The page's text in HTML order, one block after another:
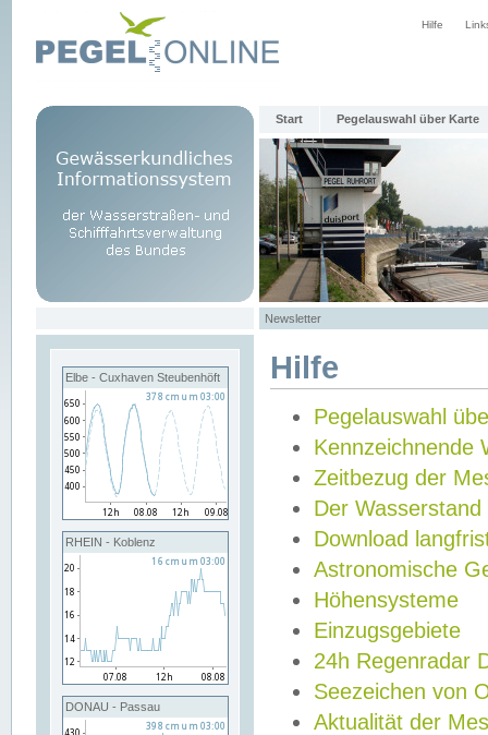
Hilfe
Start Pegelauswahl über Karte
Newsletter
Elbe - Cuxhaven Steubenhöft
RHEIN - Koblenz
DONAU - Passau
Hilfe
Pegelauswahl
Kennzeichnende
Zeitbezug der
Der Wasserstand
Download
Astronomische
Höhensysteme
Einzugsgebiete
24h Regenradar
Seezeichen von
Aktualität der